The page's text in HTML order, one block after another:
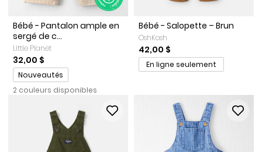
Bébé - Pantalon ample en
sergé de c...
Little Planet
32,00 $
Promotions
Nouveautés
2 couleurs disponibles
Bébé - Salopette – Brun
OshKosh
42,00 $
En ligne seulement